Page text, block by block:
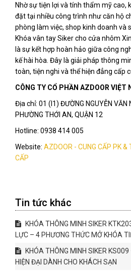
Nhờ sự tiện lợi và tính thẩm mỹ cao,
đặt tại nhiều công trình như căn hộ
phòng làm việc, shop kinh doanh và
Khóa vân tay Siker cho cửa nhôm
là sự kết hợp hoàn hảo giữa công
kế hài hòa. Đây là giải pháp thông
toàn, tiện nghi và thể hiện đẳng cấp
CÔNG TY CỔ PHẦN AZDOOR VIỆT
Địa chỉ: 01 (I1) ĐƯỜNG NGUYỄN VĂN
PHƯỜNG THỚI AN, QUẬN 12
Hotline: 0938 414 005
Website: AZDOOR - CUNG CẤP PK
CẤP
Tin tức khác
KHÓA THÔNG MINH SIKER
LỰC – 4 PHƯƠNG THỨC MỞ KHÓA
KHÓA THÔNG MINH SIKER
HIỆN ĐẠI DÀNH CHO KHÁCH SẠN